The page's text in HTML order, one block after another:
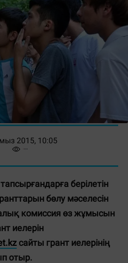
2015, 10:05
берілетін
бөлу мәселесін
комис­сия өз жұмысын
иелерін
сайты грант иелерінің
отыр.